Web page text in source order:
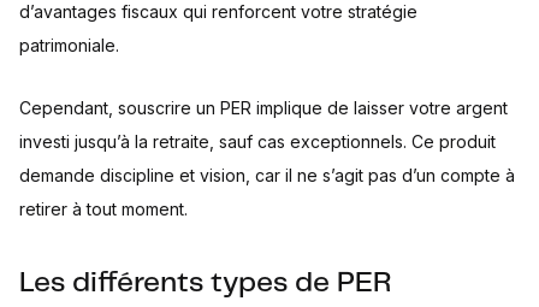
d’avantages fiscaux qui renforcent votre stratégie
patrimoniale.
Cependant, souscrire un PER implique de laisser votre argent
investi jusqu’à la retraite, sauf cas exceptionnels. Ce produit
demande discipline et vision, car il ne s’agit pas d’un compte à
retirer à tout moment.
Les différents types de PER